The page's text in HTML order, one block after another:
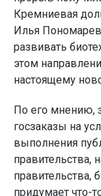
Кремниевая
Илья
развивать
этом
настоящему
По его мнению,
госзаказы на
выполнения
правительства,
правительства,
придумает что-